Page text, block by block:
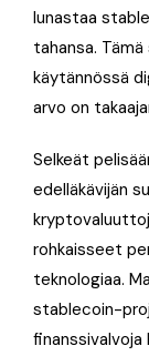
lunastaa
tahansa.
käytännössä
arvo on
Selkeät
edelläkävijän
rohkaisseet
teknologiaa.
stablecoin-
finanssivalvoja